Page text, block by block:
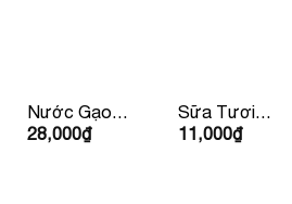
Nước Gạo
Hàn Quốc
28,000₫
Sữa Tươi
Dalatmilk
11,000₫